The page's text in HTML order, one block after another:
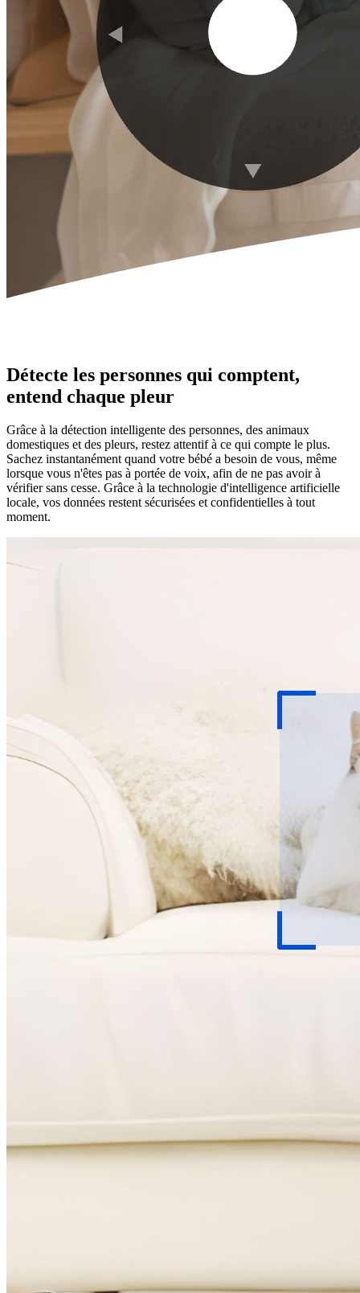
Détecte les personnes qui comptent,
entend chaque pleur
Grâce à la détection intelligente des personnes, des animaux
domestiques et des pleurs, restez attentif à ce qui compte le plus.
Sachez instantanément quand votre bébé a besoin de vous, même
lorsque vous n'êtes pas à portée de voix, afin de ne pas avoir à
vérifier sans cesse. Grâce à la technologie d'intelligence artificielle
locale, vos données restent sécurisées et confidentielles à tout
moment.